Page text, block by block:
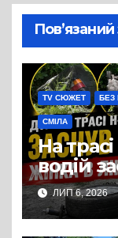
TV СЮЖЕТ БЕЗ
СМІЛА
На
водій
ЛИП 6, 2026